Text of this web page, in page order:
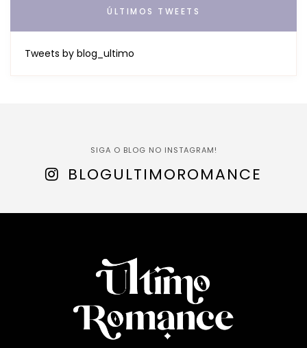
ÚLTIMOS TWEETS
Tweets by blog_ultimo
SIGA O BLOG NO INSTAGRAM!
BLOGULTIMOROMANCE